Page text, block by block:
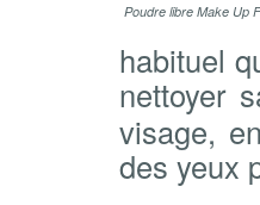
Poudre libre Make Up
habituel
nettoyer
visage,
des yeux